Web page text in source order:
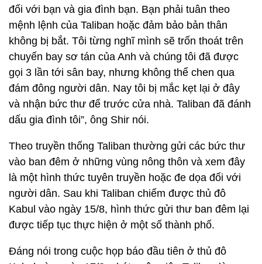
đối với bạn và gia đình bạn. Bạn phải tuân theo
mệnh lệnh của Taliban hoặc đảm bảo bản thân
không bị bắt. Tôi từng nghĩ mình sẽ trốn thoát trên
chuyến bay sơ tán của Anh và chúng tôi đã được
gọi 3 lần tới sân bay, nhưng không thể chen qua
đám đông người dân. Nay tôi bị mắc kẹt lại ở đây
và nhận bức thư để trước cửa nhà. Taliban đã đánh
dấu gia đình tôi”, ông Shir nói.
Theo truyền thống Taliban thường gửi các bức thư
vào ban đêm ở những vùng nông thôn và xem đây
là một hình thức tuyên truyền hoặc đe dọa đối với
người dân. Sau khi Taliban chiếm được thủ đô
Kabul vào ngày 15/8, hình thức gửi thư ban đêm lại
được tiếp tục thực hiện ở một số thành phố.
Đáng nói trong cuộc họp báo đầu tiên ở thủ đô